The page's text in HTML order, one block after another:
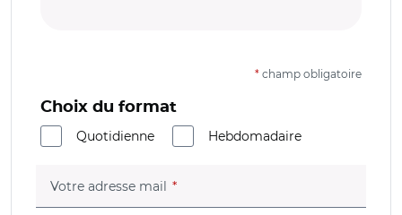
* champ obligatoire
Choix du format
Quotidienne
Hebdomadaire
Votre adresse mail (champ obligatoire)